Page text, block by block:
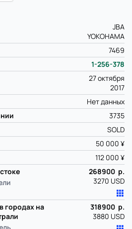
JBA
YOKOHAMA
7469
1-256-378
27 октября
2017
Нет данных
3735
SOLD
50 000 ¥
112 000 ¥
268900 р.
3270 USD
городах на
318900 р.
3880 USD